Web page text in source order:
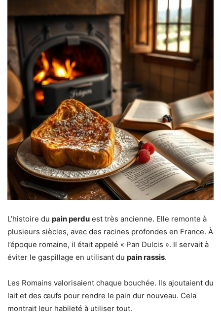
L’histoire du pain perdu est très ancienne. Elle remonte à
plusieurs siècles, avec des racines profondes en France. À
l’époque romaine, il était appelé « Pan Dulcis ». Il servait à
éviter le gaspillage en utilisant du pain rassis.
Les Romains valorisaient chaque bouchée. Ils ajoutaient du
lait et des œufs pour rendre le pain dur nouveau. Cela
montrait leur habileté à utiliser tout.